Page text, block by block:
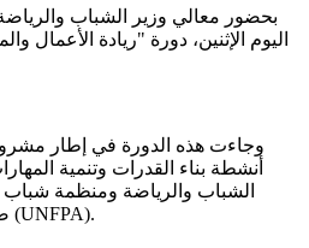
بحضور معالي وزير الشباب
وجاءت هذه الدورة في إطار
أنشطة بناء القدرات وتنمية
الشباب والرياضة ومنظمة شباب
صندوق الأمم المتحدة للسكان (UNFPA).